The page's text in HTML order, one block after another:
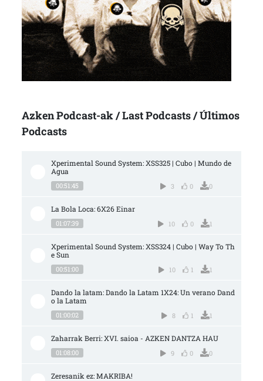
Azken Podcast-ak / Last Podcasts / Últimos
Podcasts
Xperimental Sound System: XSS325 | Cubo | Mundo de
Agua
00:51:45 3 0 0
La Bola Loca: 6X26 Einar
01:07:39 10 0 1
Xperimental Sound System: XSS324 | Cubo | Way To Th
e Sun
00:51:00 10 1 1
Dando la latam: Dando la Latam 1X24: Un verano Dand
o la Latam
01:00:02 8 1 1
Zaharrak Berri: XVI. saioa - AZKEN DANTZA HAU
01:08:00 9 0 0
Zeresanik ez: MAKRIBA!